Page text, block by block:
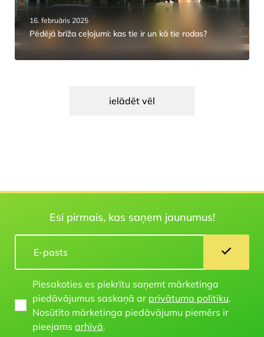
16. februāris 2025
Pēdējā brīža ceļojumi: kas tie ir un kā tie rodas?
ielādēt vēl
Esi pirmais, kas saņem jaunumus!
Piesakoties es piekrītu saņemt mārketinga
piedāvājumus saskaņā ar privātuma politiku.
Nosūtīto mārketinga piedāvājumu piemērs ir
pieejams arhīvā.